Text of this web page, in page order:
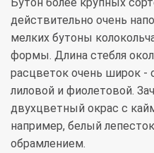
действительно очень
мелких бутоны
формы. Длина стебля
расцветок очень широк -
лиловой и фиолетовой.
двухцветный окрас с
например, белый
обрамлением.